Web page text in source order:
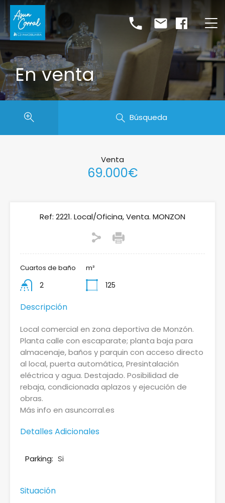
En venta
Búsqueda
Venta
69.000€
Ref: 2221. Local/Oficina, Venta. MONZON
Cuartos de baño
2
m²
125
Descripción
Local comercial en zona deportiva de Monzón.
Planta calle con escaparate; planta baja para
almacenaje, baños y parquin con acceso directo
al local, puerta automática, Presintalación
eléctrica y agua. Destajado. Posibilidad de
rebaja, condicionada aplazos y ejecución de
obras.
Más info en asuncorral.es
Detalles Adicionales
Parking: Si
Situación